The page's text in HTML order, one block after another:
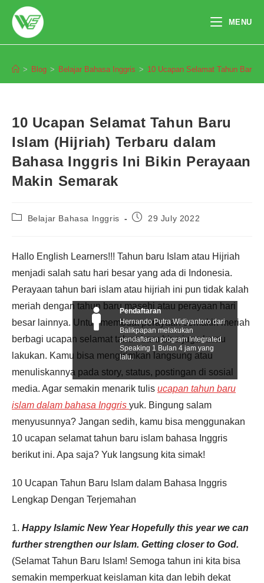
content
MENU
> Blog > Belajar Bahasa Inggris > 10 Ucapan Selamat Tahun Baru
10 Ucapan Selamat Tahun Baru
Islam (Hijriah) Terbaru dalam
Bahasa Inggris Ini Bikin Perayaan
Makin Semarak
PostBelajar Bahasa Inggris
Post29 July 2022
Hallo English Learners!!! Tahun baru Islam atau Hijriah
menjadi salah satu hari besar yang ada di Indonesia.
Perayaan tahun bari islam atau hijriah ini pun tidak kalah
meriah dengan tahun baru masehi atau perayaan hari
besar lainnya. Untuk membuat perayaan semakin meriah
berbagi ucapan selamat tahun baru bisa juga kamu
lakukan. Kamu bisa mengirimkan langsung atau
menuliskannya pada story, status, postingan di sosial
media. Agar semakin menarik tulis ucapan tahun baru
islam dalam bahasa Inggris yuk. Bingung salam
menyusunnya? Jangan sedih, kamu bisa menggunakan
10 ucapan selamat tahun baru islam bahasa Inggris
berikut ini. Apa saja? Yuk langsung kita simak!
10 Ucapan Tahun Baru Islam dalam Bahasa Inggris
Lengkap Dengan Terjemahan
1. Happy Islamic New Year Hopefully this year we can
further strengthen our Islam. Getting closer to God.
(Selamat Tahun Baru Islam! Semoga tahun ini kita bisa
semakin memperkuat keislaman kita dan lebih dekat
Pendaftaran
Hernando Putra Widiyantoro dari
Balikpapan melakukan
pendaftaran program Integrated
Speaking 1 Bulan 4 jam yang
lalu.